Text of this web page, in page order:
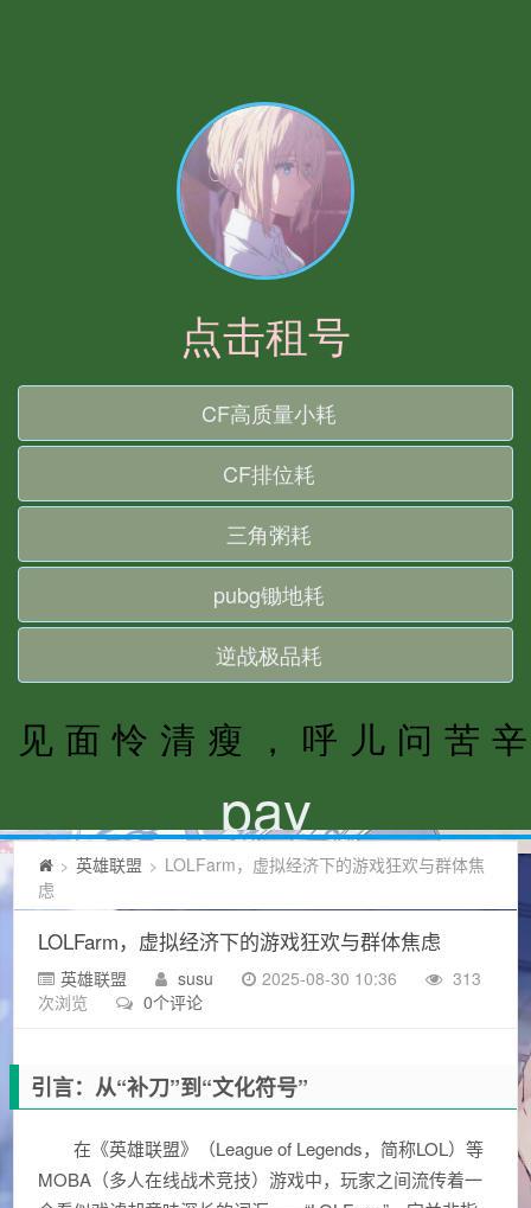
> 英雄联盟 > LOLFarm，虚拟经济下的游戏狂欢与群体焦
虑
LOLFarm，虚拟经济下的游戏狂欢与群体焦虑
英雄联盟 susu 2025-08-30 10:36
313
次浏览
0个评论
引言：从“补刀”到“文化符号”
在《英雄联盟》（League of Legends，简称LOL）等
MOBA（多人在线战术竞技）游戏中，玩家之间流传着一